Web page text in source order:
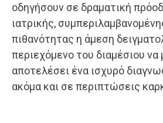
οδηγήσουν σε δραματική
ιατρικής,
πιθανότητας η άμεση
περιεχόμενο του διαμέσιου να
αποτελέσει ένα ισχυρό
ακόμα και σε περιπτώσεις